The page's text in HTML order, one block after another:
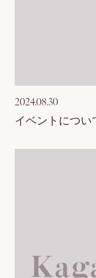
2024.08.30
イベントについ